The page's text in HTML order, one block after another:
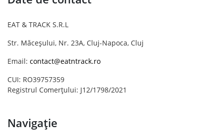
EAT & TRACK S.R.L
Str. Măceșului, Nr. 23A, Cluj-Napoca, Cluj
Email: contact@eatntrack.ro
CUI: RO39757359
Registrul Comerțului: J12/1798/2021
Navigație